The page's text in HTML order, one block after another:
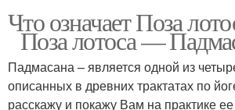
Что означает Поза
Поза лотоса —
Падмасана – является одной из
описанных в древних трактатах по
расскажу и покажу Вам на практике